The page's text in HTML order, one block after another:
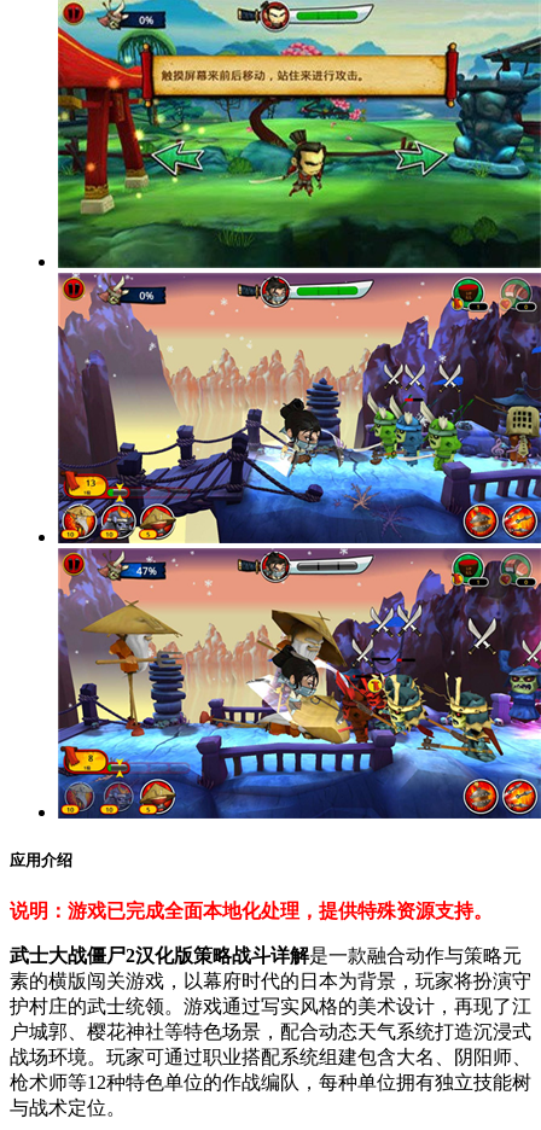
应用介绍
说明：游戏已完成全面本地化处理，提供特殊资源支持。
武士大战僵尸2汉化版策略战斗详解是一款融合动作与策略元
素的横版闯关游戏，以幕府时代的日本为背景，玩家将扮演守
护村庄的武士统领。游戏通过写实风格的美术设计，再现了江
户城郭、樱花神社等特色场景，配合动态天气系统打造沉浸式
战场环境。玩家可通过职业搭配系统组建包含大名、阴阳师、
枪术师等12种特色单位的作战编队，每种单位拥有独立技能树
与战术定位。